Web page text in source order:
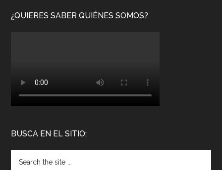
¿QUIERES SABER QUIÉNES SOMOS?
BUSCA EN EL SITIO: